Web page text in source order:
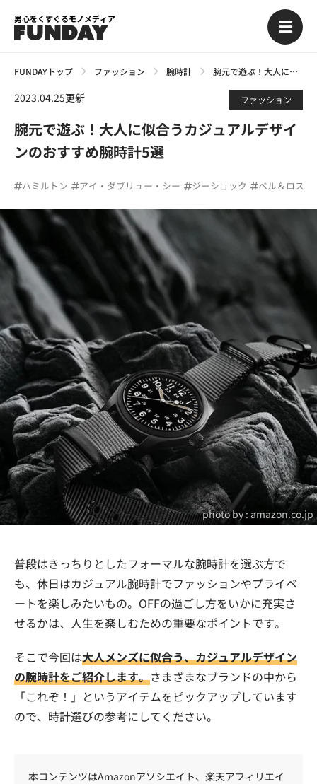
男心をくすぐるモノメディア
FUNDAYトップ ファッション 腕時計 腕元で遊ぶ！大人に似合うカジュアルデザインのおすすめ腕時計5選
2023.04.25更新 ファッション
腕元で遊ぶ！大人に似合うカジュアルデザイ
ンのおすすめ腕時計5選
ハミルトン アイ・ダブリュー・シー ジーショック ベル＆ロス
photo by : amazon.co.jp
普段はきっちりとしたフォーマルな腕時計を選ぶ方で
も、休日はカジュアル腕時計でファッションやプライベ
ートを楽しみたいもの。OFFの過ごし方をいかに充実さ
せるかは、人生を楽しむための重要なポイントです。
そこで今回は大人メンズに似合う、カジュアルデザイン
の腕時計をご紹介します。さまざまなブランドの中から
「これぞ！」というアイテムをピックアップしています
ので、時計選びの参考にしてください。
本コンテンツはAmazonアソシエイト、楽天アフィリエイ